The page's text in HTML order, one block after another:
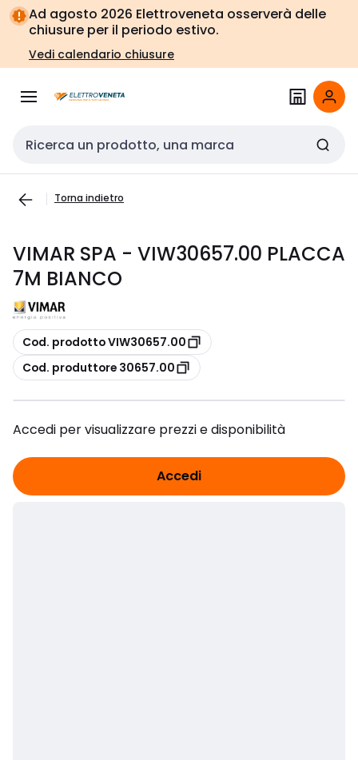
Vai alla
navigazione
Vai
alla
pagina
Ad agosto 2026 Elettroveneta osserverà delle
chiusure per il periodo estivo.
Vedi calendario chiusure
Cerca input
Torna indietro
VIMAR SPA - VIW30657.00 PLACCA
7M BIANCO
copia
Cod. prodotto VIW30657.00
copia
Cod. produttore 30657.00
Accedi per visualizzare prezzi e disponibilità
Accedi